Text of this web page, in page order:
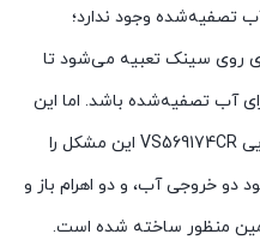
تصفیه‌شده وجود ندارد؛
روی سینک تعبیه می‌شود تا
آب تصفیه‌شده باشد. اما این
درصورتی است که مدل شیر ظرفشویی VS569174CR این مشکل را
خروجی آب، و دو اهرام باز و
منظور ساخته شده است.